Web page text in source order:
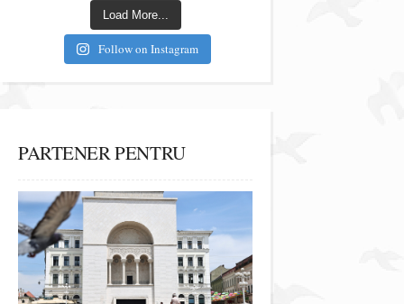
Load More...
Follow on Instagram
PARTENER PENTRU